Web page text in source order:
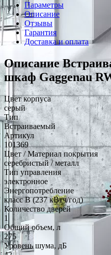
Параметры
Описание
Отзывы
Гарантия
Доставка и оплата
Описание
шкаф Gaggenau
Цвет корпуса
серый
Тип
Встраиваемый
Артикул
101369
Цвет / Материал покрытия
серебристый / металл
Тип управления
электронное
Энергопотребление
класс B (237 кВтч/год)
Количество дверей
1
Общий объем, л
275
Уровень шума, дБ